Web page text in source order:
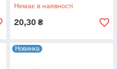
Немає в наявності
20,30 ₴
Новинка